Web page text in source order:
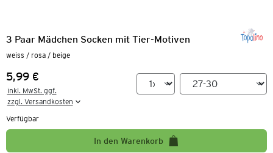
3 Paar Mädchen Socken mit Tier-Motiven
weiss / rosa / beige
Preis:
5,99 €
inkl. MwSt. ggf.
zzgl. Versandkosten
Verfügbar
In den Warenkorb